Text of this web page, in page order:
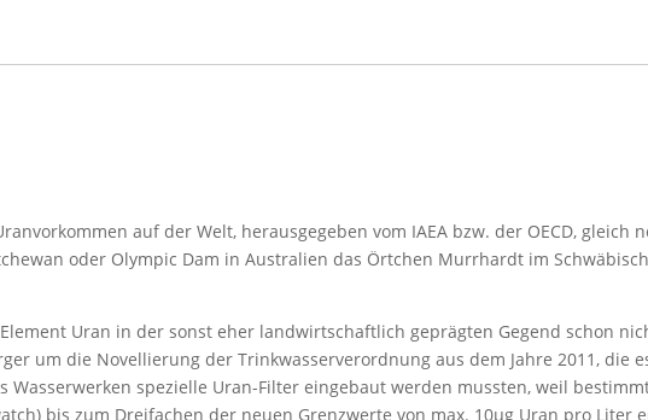
auf der Welt, herausgegeben vom IAEA bzw. der OECD, gleich
oder Olympic Dam in Australien das Örtchen Murrhardt im
Uran in der sonst eher landwirtschaftlich geprägten Gegend schon
um die Novellierung der Trinkwasserverordnung aus dem Jahre 2011, die
spezielle Uran-Filter eingebaut werden mussten, weil
bis zum Dreifachen der neuen Grenzwerte von max. 10μg Uran pro Liter